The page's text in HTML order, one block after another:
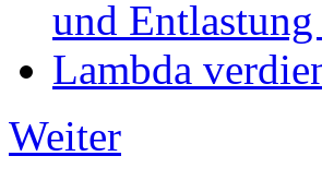
und
Lambda
Weiter